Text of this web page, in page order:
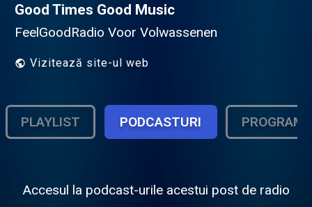
Good Times Good Music
FeelGoodRadio Voor Volwassenen
Vizitează site-ul web
PLAYLIST PODCASTURI PROGRAM
Accesul la podcast-urile acestui post de radio